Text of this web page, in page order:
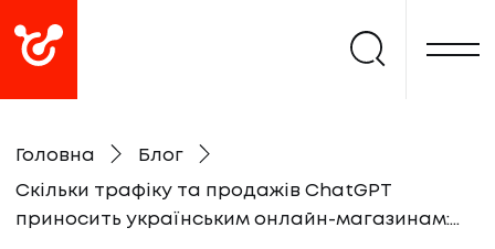
Головна Блог
Скільки трафіку та продажів ChatGPT
приносить українським онлайн-магазинам: